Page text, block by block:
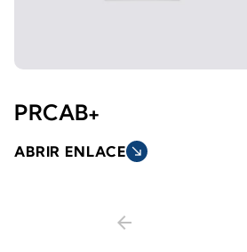
PRCAB+
ABRIR ENLACE south_east
arrow_back